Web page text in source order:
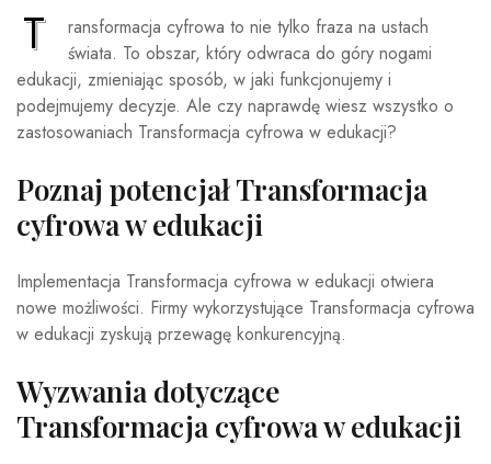
T
ransformacja cyfrowa to nie tylko fraza na ustach
świata. To obszar, który odwraca do góry nogami
edukacji, zmieniając sposób, w jaki funkcjonujemy i
podejmujemy decyzje. Ale czy naprawdę wiesz wszystko o
zastosowaniach Transformacja cyfrowa w edukacji?
Poznaj potencjał Transformacja
cyfrowa w edukacji
Implementacja Transformacja cyfrowa w edukacji otwiera
nowe możliwości. Firmy wykorzystujące Transformacja cyfrowa
w edukacji zyskują przewagę konkurencyjną.
Wyzwania dotyczące
Transformacja cyfrowa w edukacji